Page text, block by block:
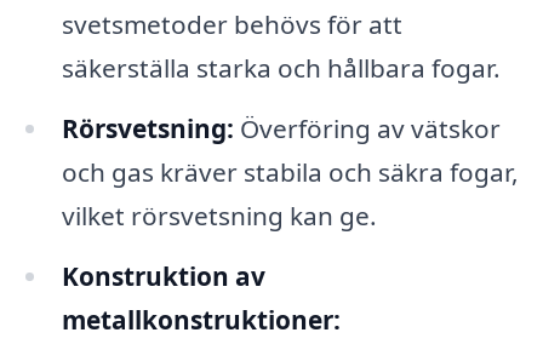
svetsmetoder behövs för att
säkerställa starka och hållbara fogar.
Rörsvetsning: Överföring av vätskor
och gas kräver stabila och säkra fogar,
vilket rörsvetsning kan ge.
Konstruktion av
metallkonstruktioner: